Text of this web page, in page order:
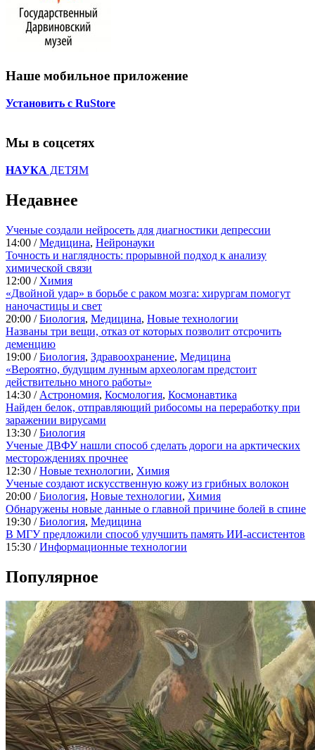
Наше мобильное приложение
Установить с RuStore
Мы в соцсетях
НАУКА ДЕТЯМ
Недавнее
Ученые создали нейросеть для диагностики депрессии
14:00 /Медицина, Нейронауки
Точность и наглядность: прорывной подход к анализу
химической связи
12:00 / Химия
«Двойной удар» в борьбе с раком мозга: хирургам помогут
наночастицы и свет
20:00 /Биология, Медицина, Новые технологии
Названы три вещи, отказ от которых позволит отсрочить
деменцию
19:00 /Биология, Здравоохранение, Медицина
«Вероятно, будущим лунным археологам предстоит
действительно много работы»
14:30 / Астрономия, Космология, Космонавтика
Найден белок, отправляющий рибосомы на переработку при
заражении вирусами
13:30 /Биология
Ученые ДВФУ нашли способ сделать дороги на арктических
месторождениях прочнее
12:30 /Новые технологии, Химия
Ученые создают искусственную кожу из грибных волокон
20:00 /Биология, Новые технологии, Химия
Обнаружены новые данные о главной причине болей в спине
19:30 /Биология, Медицина
В МГУ предложили способ улучшить память ИИ-ассистентов
15:30 /Информационные технологии
Популярное